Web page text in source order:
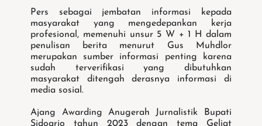
Pers sebagai jembatan informasi kepada
masyarakat yang mengedepankan kerja
profesional, memenuhi unsur 5 W + 1 H dalam
penulisan berita menurut Gus Muhdlor
merupakan sumber informasi penting karena
sudah terverifikasi yang dibutuhkan
masyarakat ditengah derasnya informasi di
media sosial.
Ajang Awarding Anugerah Jurnalistik Bupati
Sidoarjo tahun 2023 dengan tema Geliat